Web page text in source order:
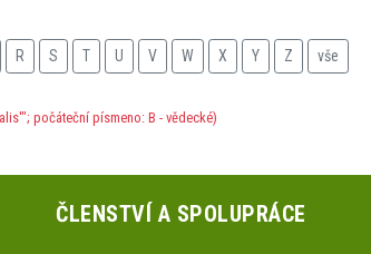
R S T U V W X Y Z vše
počáteční písmeno: B - vědecké)
ČLENSTVÍ A SPOLUPRÁCE